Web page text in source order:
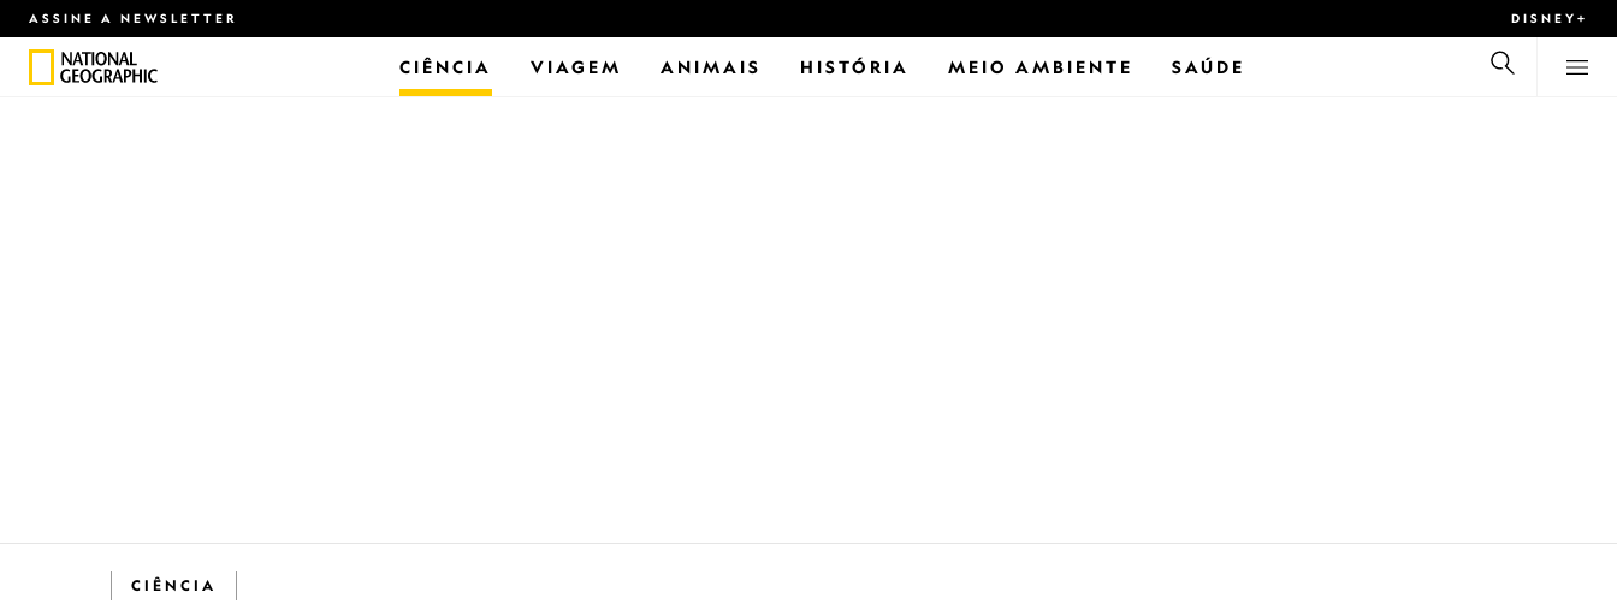
ASSINE A NEWSLETTER DISNEY+
CIÊNCIA VIAGEM ANIMAIS HISTÓRIA MEIO AMBIENTE SAÚDE
CIÊNCIA